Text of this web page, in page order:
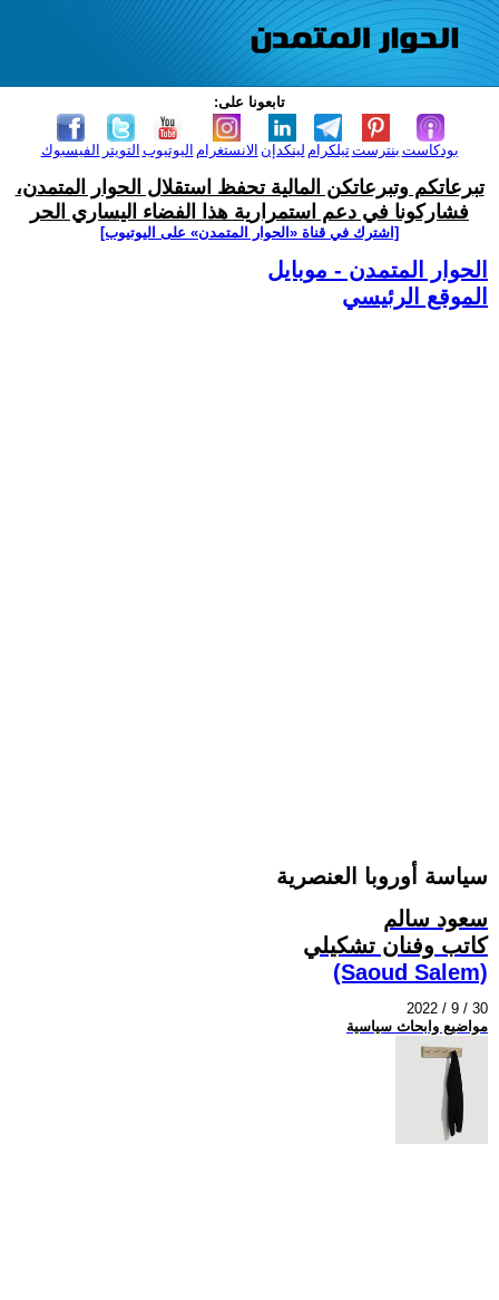
تابعونا على:
الفيسبوك التويتر اليوتيوب الانستغرام لينكدإن تيلكرامبنترست بودكاست
تبرعاتكم وتبرعاتكن المالية تحفظ استقلال الحوار المتمدن،
فشاركونا في دعم استمرارية هذا الفضاء اليساري الحر
[اشترك في قناة ‫«الحوار المتمدن» على اليوتيوب]
الحوار المتمدن - موبايل
الموقع الرئيسي
سياسة أوروبا العنصرية
سعود سالم
كاتب وفنان تشكيلي
(Saoud Salem)
2022 / 9 / 30
مواضيع وابحاث سياسية